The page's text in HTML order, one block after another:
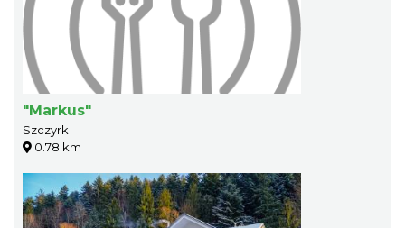
"Markus"
Szczyrk
0.78 km